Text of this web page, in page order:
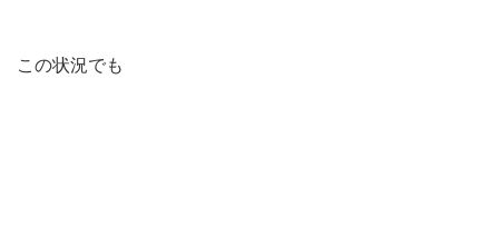
この状況でも